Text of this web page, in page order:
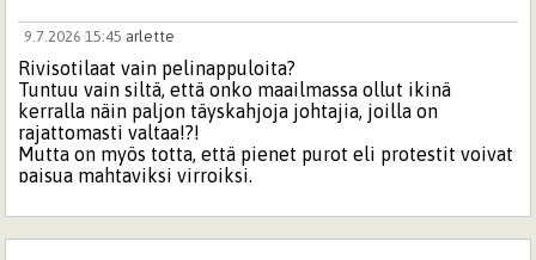
9.7.2026 15:45 arlette
Rivisotilaat vain pelinappuloita?
Tuntuu vain siltä, että onko maailmassa ollut ikinä
kerralla näin paljon täyskahjoja johtajia, joilla on
rajattomasti valtaa!?!
Mutta on myös totta, että pienet purot eli protestit voivat
paisua mahtaviksi virroiksi.
tuossa melko lähelläkin!
Tehokas kannanotto runossasi.